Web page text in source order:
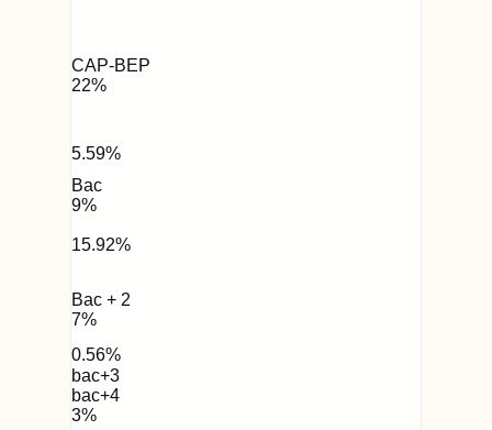
CAP-BEP
22%
5.59%
Bac
9%
15.92%
Bac + 2
7%
0.56%
bac+3
bac+4
3%